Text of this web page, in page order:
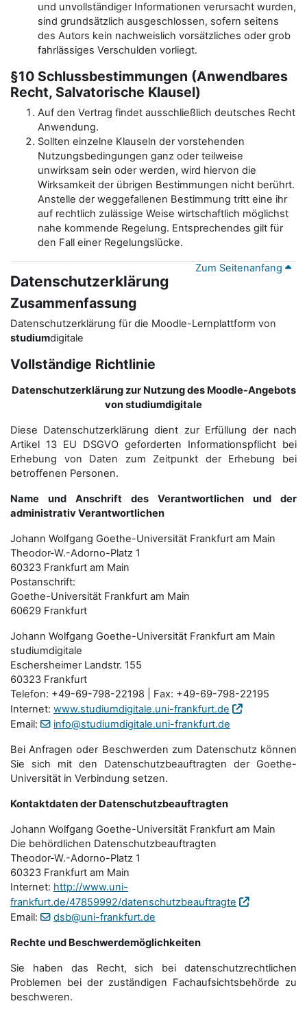
und unvollständiger Informationen verursacht wurden,
sind grundsätzlich ausgeschlossen, sofern seitens
des Autors kein nachweislich vorsätzliches oder grob
fahrlässiges Verschulden vorliegt.
§10 Schlussbestimmungen (Anwendbares
Recht, Salvatorische Klausel)
Auf den Vertrag findet ausschließlich deutsches Recht
Anwendung.
Sollten einzelne Klauseln der vorstehenden
Nutzungsbedingungen ganz oder teilweise
unwirksam sein oder werden, wird hiervon die
Wirksamkeit der übrigen Bestimmungen nicht berührt.
Anstelle der weggefallenen Bestimmung tritt eine ihr
auf rechtlich zulässige Weise wirtschaftlich möglichst
nahe kommende Regelung. Entsprechendes gilt für
den Fall einer Regelungslücke.
Zum Seitenanfang
Datenschutzerklärung
Zusammenfassung
Datenschutzerklärung für die Moodle-Lernplattform von
studiumdigitale
Vollständige Richtlinie
Datenschutzerklärung zur Nutzung des Moodle-Angebots
von studiumdigitale
Diese Datenschutzerklärung dient zur Erfüllung der nach
Artikel 13 EU DSGVO geforderten Informationspflicht bei
Erhebung von Daten zum Zeitpunkt der Erhebung bei
betroffenen Personen.
Name und Anschrift des Verantwortlichen und der
administrativ Verantwortlichen
Johann Wolfgang Goethe-Universität Frankfurt am Main
Theodor-W.-Adorno-Platz 1
60323 Frankfurt am Main
Postanschrift:
Goethe-Universität Frankfurt am Main
60629 Frankfurt
Johann Wolfgang Goethe-Universität Frankfurt am Main
studiumdigitale
Eschersheimer Landstr. 155
60323 Frankfurt
Telefon: +49-69-798-22198 | Fax: +49-69-798-22195
Internet: www.studiumdigitale.uni-frankfurt.de
Email:
info@studiumdigitale.uni-frankfurt.de
Bei Anfragen oder Beschwerden zum Datenschutz können
Sie sich mit den Datenschutz­beauftragten der Goethe-
Universität in Verbindung setzen.
Kontaktdaten der Datenschutzbeauftragten
Johann Wolfgang Goethe-Universität Frankfurt am Main
Die behördlichen Datenschutzbeauftragten
Theodor-W.-Adorno-Platz 1
60323 Frankfurt am Main
Internet: http://www.uni-
frankfurt.de/47859992/datenschutzbeauftragte
Email:
dsb@uni-frankfurt.de
Rechte und Beschwerdemöglichkeiten
Sie haben das Recht, sich bei datenschutzrechtlichen
Problemen bei der zuständigen Fachauf­sichts­behörde zu
beschweren.